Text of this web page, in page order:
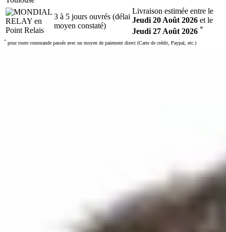
3 à 5 jours ouvrés (délai
moyen constaté)
Livraison estimée entre le
Jeudi 20 Août 2026 et le
Jeudi 27 Août 2026 *
* pour toute commande passée avec un moyen de paiement direct (Carte de crédit, Paypal, etc.)